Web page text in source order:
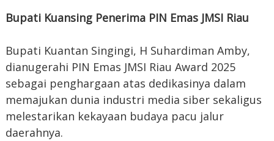
Bupati Kuansing Penerima PIN Emas JMSI Riau
Bupati Kuantan Singingi, H Suhardiman Amby,
dianugerahi PIN Emas JMSI Riau Award 2025
sebagai penghargaan atas dedikasinya dalam
memajukan dunia industri media siber sekaligus
melestarikan kekayaan budaya pacu jalur
daerahnya.